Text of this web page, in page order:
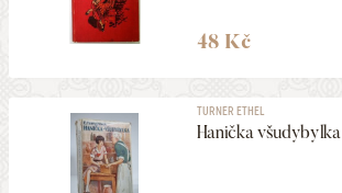
48 Kč
TURNER ETHEL
Hanička všudybylka